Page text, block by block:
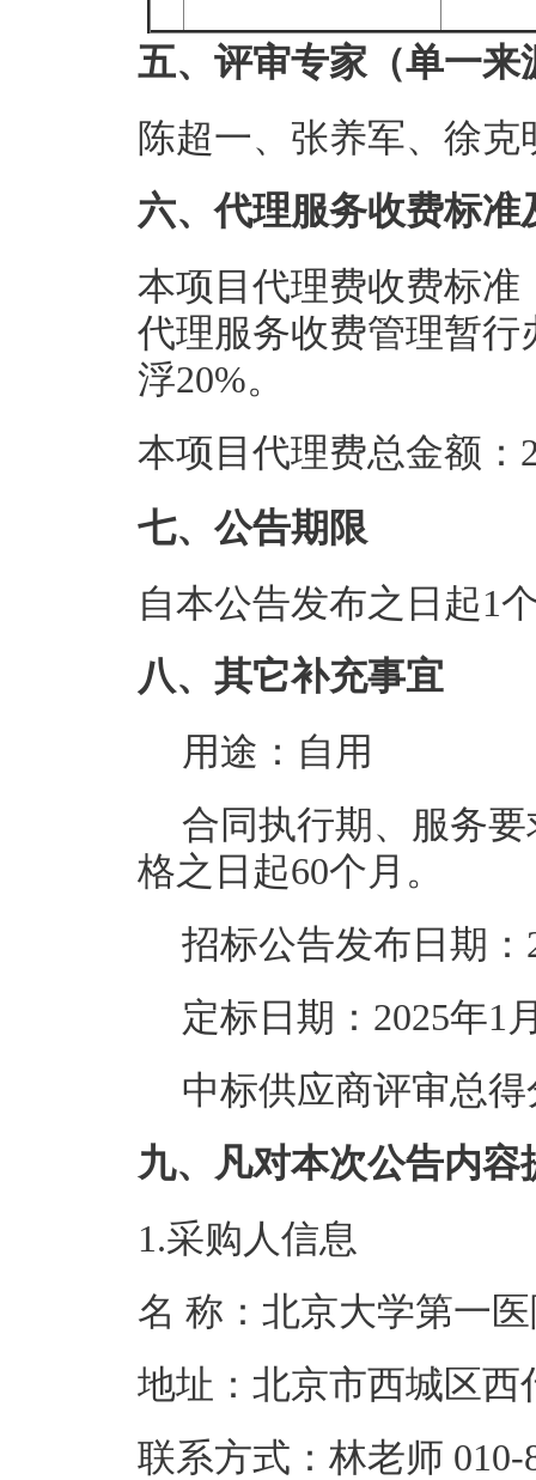
五、评审专家（单一
陈超一、张养军、徐
六、代理服务收费标准
本项目代理费收费标
代理服务收费管理暂行
浮20%。
本项目代理费总金额：
七、公告期限
自本公告发布之日起1
八、其它补充事宜
用途：自用
合同执行期、服务
格之日起60个月。
招标公告发布日期：
定标日期：2025年1
中标供应商评审总得
九、凡对本次公告内
1.采购人信息
名 称：北京大
地址：北京市
联系方式：林老